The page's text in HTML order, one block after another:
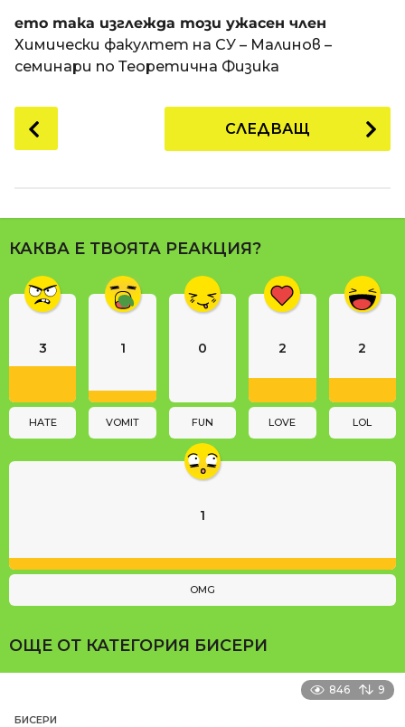
п
р
е
и
8
д
н
д
t
i
ето така изглежда този ужасен член
Химически факултет на СУ – Малинов –
семинари по Теоретична Физика
o
P
a
g
n
o
СЛЕДВАЩ
КАКВА Е ТВОЯТА РЕАКЦИЯ?
3
HATE
1
VOMIT
0
FUN
2
LOVE
2
LOL
1
OMG
ОЩЕ ОТ КАТЕГОРИЯ БИСЕРИ
846 9
БИСЕРИ